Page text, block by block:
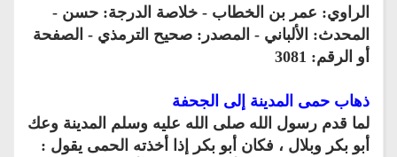
الراوي: عمر بن الخطاب - خلاصة الدرجة: حسن -
المحدث: الألباني - المصدر: صحيح الترمذي - الصفحة
أو الرقم: 3081
ذهاب حمى المدينة إلى الجحفة
لما قدم رسول الله صلى الله عليه وسلم المدينة وعك
أبو بكر وبلال ، فكان أبو بكر إذا أخذته الحمى يقول :